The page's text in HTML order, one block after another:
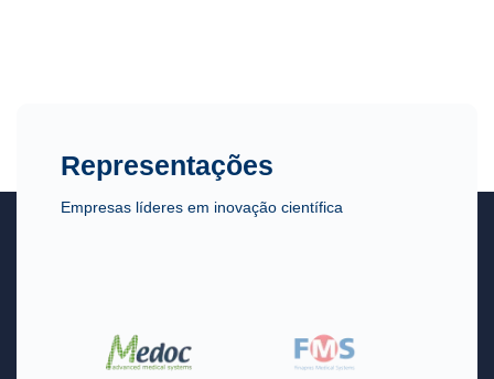
Representações
Empresas líderes em inovação científica